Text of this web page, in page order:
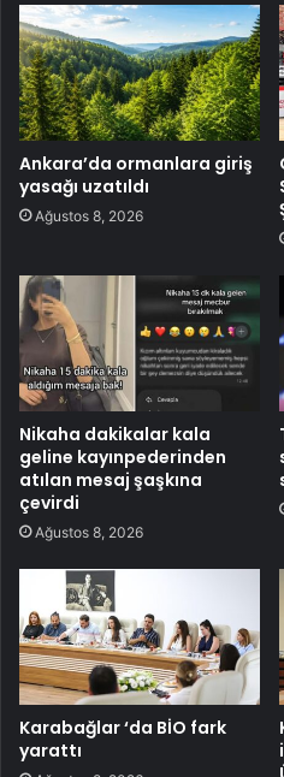
Ankara’da ormanlara giriş
yasağı uzatıldı
Ağustos 8, 2026
Nikaha dakikalar kala
geline kayınpederinden
atılan mesaj şaşkına
çevirdi
Ağustos 8, 2026
Karabağlar ‘da BİO fark
yarattı